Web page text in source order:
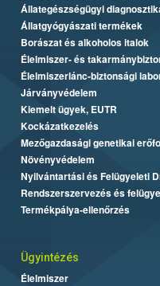
Állategészségügyi
Állatgyógyászati termékek
Borászat és alkoholos italok
Élelmiszer- és
Élelmiszerlánc-biztonsági
Járványvédelem
Kiemelt ügyek, EUTR
Kockázatkezelés
Mezőgazdasági genetikai
Növényvédelem
Nyilvántartási és Felügyeleti
Rendszerszervezés és
Termékpálya-ellenőrzés
Ügyintézés
Élelmiszer